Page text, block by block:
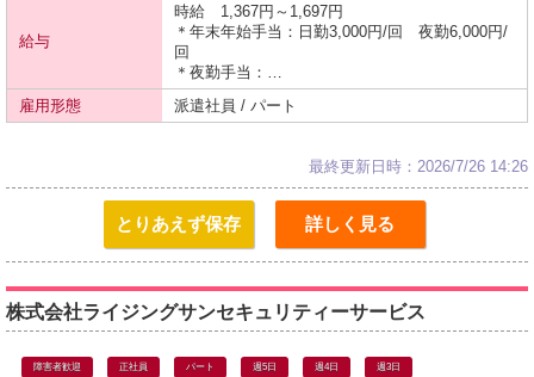
給与
時給 1,367円～1,697円
＊年末年始手当：日勤3,000円/回 夜勤6,000円/
回
＊夜勤手当：…
雇用形態
派遣社員 / パート
最終更新日時：2026/7/26 14:26
とりあえず保存 詳しく見る
株式会社ライジングサンセキュリティーサービス
障害者歓迎 正社員 パート 週5日 週4日 週3日